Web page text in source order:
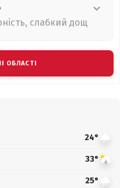
слабкий дощ
ОБЛАСТІ
24°
33°
25°